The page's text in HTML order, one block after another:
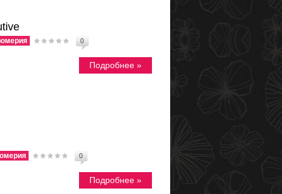
0
Подробнее »
0
Подробнее »